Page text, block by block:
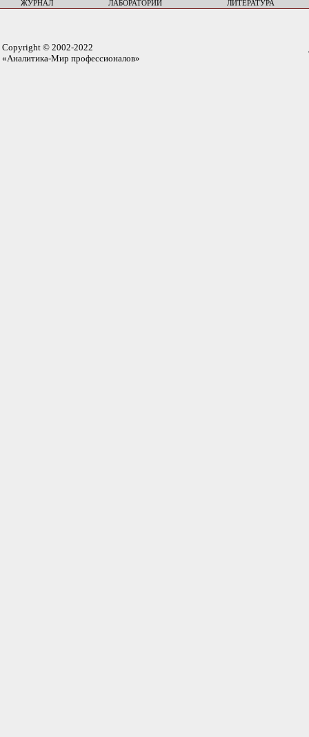
ЖУРНАЛ ЛАБОРАТОРИИ ЛИТЕРАТУРА
Copyright © 2002-2022
«Аналитика-Мир профессионалов»